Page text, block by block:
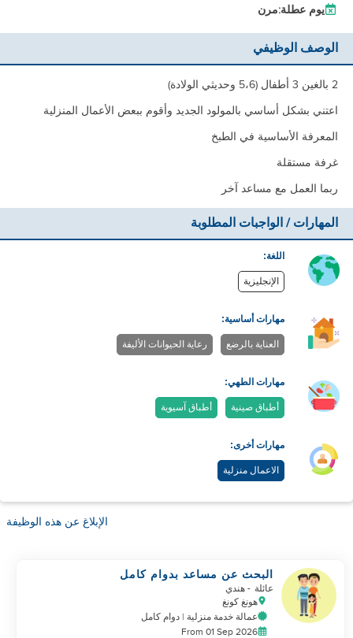
يوم عطلة:مرن
الوصف الوظيفي
2 بالغين 3 أطفال (5،6 وحديثي الولادة)
اعتني بشكل أساسي بالمولود الجديد وأقوم ببعض الأعمال المنزلية
المعرفة الأساسية في الطبخ
غرفة مستقلة
ربما العمل مع مساعد آخر
المهارات / الواجبات المطلوبة
اللغة:
الإنجليزية
مهارات أساسية:
العناية بالرضع رعاية الحيوانات الأليفة
مهارات الطهي:
أطباق صينية أطباق آسيوية
مهارات أخرى:
الاعمال منزلية
الإبلاغ عن هذه الوظيفة
البحث عن مساعد بدوام كامل
عائلة - هندي
هونغ كونغ
عمالة خدمة منزلية | دوام كامل
From 01 Sep 2026